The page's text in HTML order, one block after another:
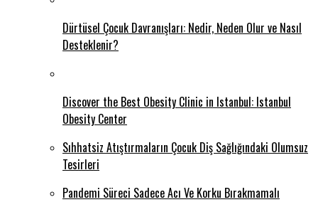
Dürtüsel Çocuk Davranışları: Nedir, Neden Olur ve Nasıl
Desteklenir?
Discover the Best Obesity Clinic in Istanbul: Istanbul
Obesity Center
Sıhhatsiz Atıştırmaların Çocuk Diş Sağlığındaki Olumsuz
Tesirleri
Pandemi Süreci Sadece Acı Ve Korku Bırakmamalı